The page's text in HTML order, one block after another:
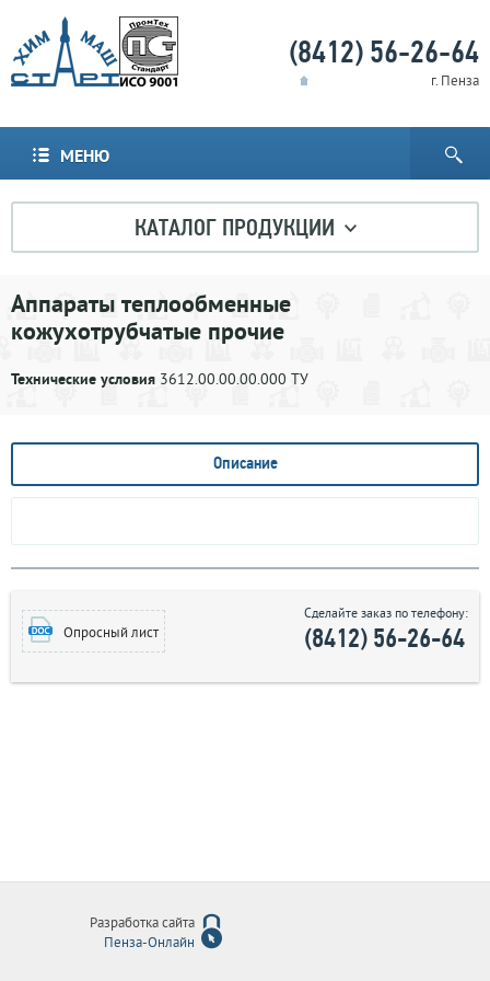
(8412) 56-26-64
г. Пенза
МЕНЮ
КАТАЛОГ ПРОДУКЦИИ
Аппараты теплообменные
кожухотрубчатые прочие
Технические условия 3612.00.00.00.000 ТУ
Описание
Опросный лист
Сделайте заказ по телефону:
(8412) 56-26-64
Разработка сайта
Пенза-Онлайн